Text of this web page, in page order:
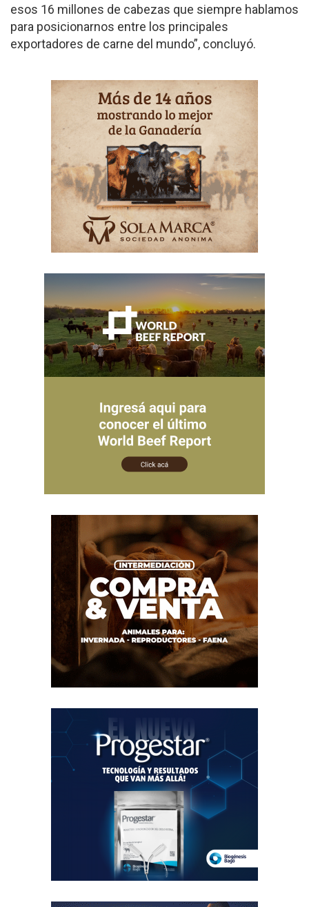
esos 16 millones de cabezas que siempre hablamos
para posicionarnos entre los principales
exportadores de carne del mundo”, concluyó.